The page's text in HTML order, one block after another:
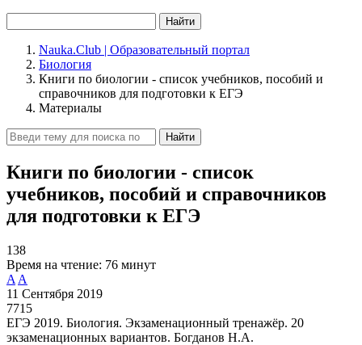
Найти
Nauka.Club | Образовательный портал
Биология
Книги по биологии - список учебников, пособий и
справочников для подготовки к ЕГЭ
Материалы
Найти
Книги по биологии - список
учебников, пособий и справочников
для подготовки к ЕГЭ
138
Время на чтение: 76 минут
A A
11 Сентября 2019
7715
ЕГЭ 2019. Биология. Экзаменационный тренажёр. 20
экзаменационных вариантов. Богданов Н.А.